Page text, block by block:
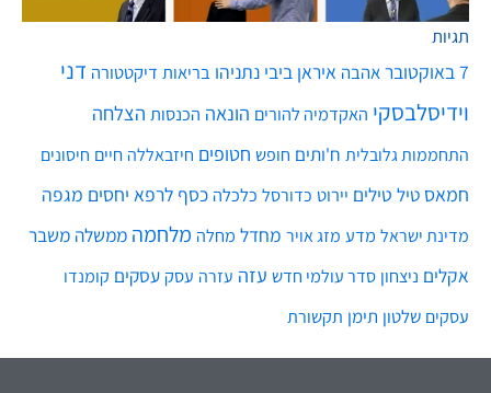
תגיות
7 באוקטובר אהבה איראן ביבי נתניהו בריאות דיקטטורה דני
וידיסלבסקי האקדמיה להורים הונאה הכנסות הצלחה
התחממות גלובלית ח'ותים חופש חטופים חיזבאללה חיים חיסונים
חמאס טיל טילים יירוט כדורסל כלכלה כסף לרפא יחסים מגפה
מדינת ישראל מדע מזג אויר מחדל מחלה מלחמה ממשלה משבר
אקלים ניצחון סדר עולמי חדש עזה עזרה עסק עסקים קומנדו
עסקים שלטון תימן תקשורת